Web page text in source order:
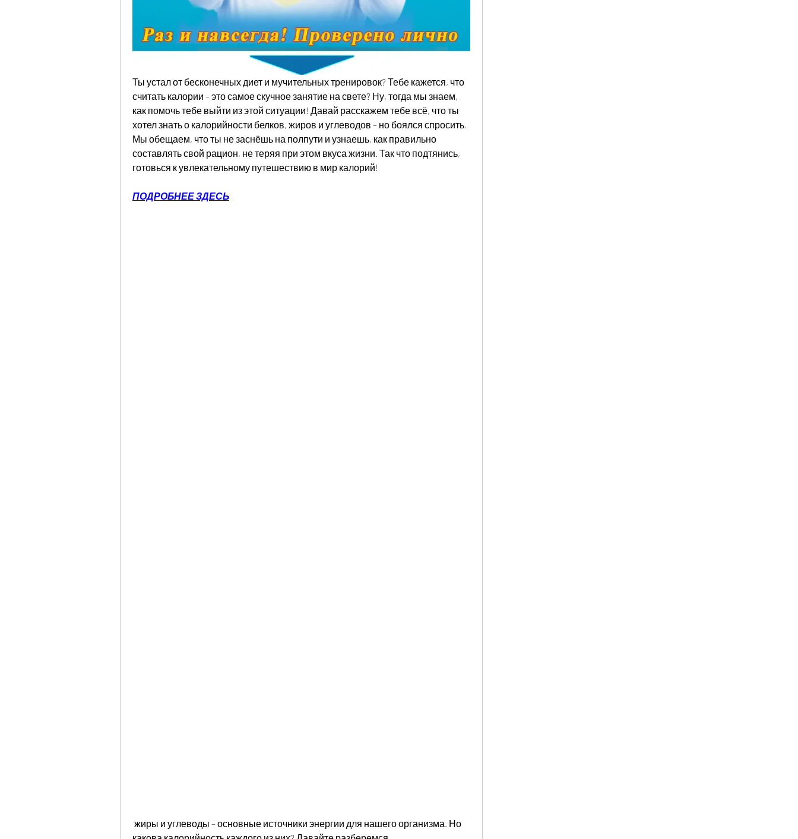
Ты устал от бесконечных диет и мучительных тренировок? Тебе кажется, что
считать калории – это самое скучное занятие на свете? Ну, тогда мы знаем,
как помочь тебе выйти из этой ситуации! Давай расскажем тебе всё, что ты
хотел знать о калорийности белков, жиров и углеводов – но боялся спросить.
Мы обещаем, что ты не заснёшь на полпути и узнаешь, как правильно
составлять свой рацион, не теряя при этом вкуса жизни. Так что подтянись,
готовься к увлекательному путешествию в мир калорий!
ПОДРОБНЕЕ ЗДЕСЬ